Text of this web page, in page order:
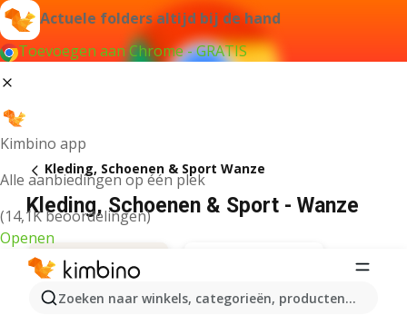
Actuele folders altijd bij de hand
Toevoegen aan Chrome - GRATIS
Kimbino app
Alle aanbiedingen op één plek
(14,1K beoordelingen)
Openen
Zoeken naar winkels, categorieën, producten...
Kleding, Schoenen & Sport Wanze
Kleding, Schoenen & Sport - Wanze